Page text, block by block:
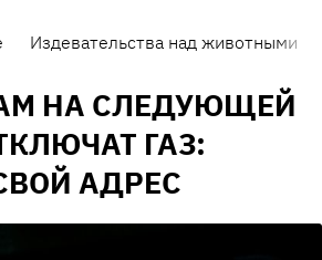
Издевательства над животными
НА СЛЕДУЮЩЕЙ
ГАЗ:
АДРЕС